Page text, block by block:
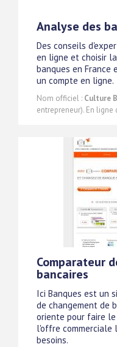
Analyse des
Des conseils
en ligne et choisir
banques en France
un compte en ligne.
Nom officiel : Culture
entrepreneur). En ligne
Comparateur
bancaires
Ici Banques est un
de changement de
oriente pour faire
l'offre commerciale
besoins.